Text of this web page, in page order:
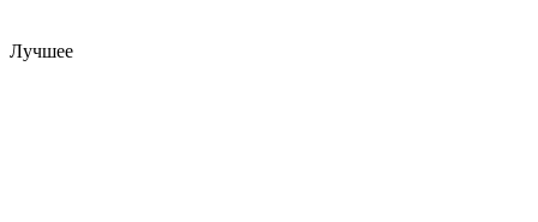
Лучшее